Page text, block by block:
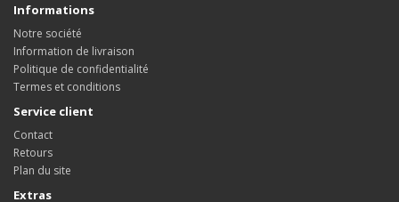
Informations
Notre société
Information de livraison
Politique de confidentialité
Termes et conditions
Service client
Contact
Retours
Plan du site
Extras